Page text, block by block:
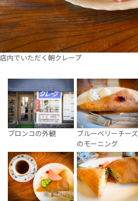
店内でいただく朝クレープ
ブロンコの外観
ブルーベリーチーズ
のモーニング